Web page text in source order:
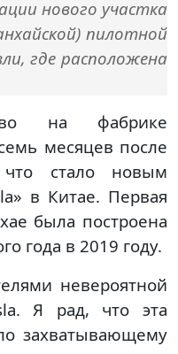
нового участка
пилотной
где расположена
на фабрике
месяцев после
что стало новым
в Китае. Первая
была построена
года в 2019 году.
невероятной
Я рад, что эта
захватывающему